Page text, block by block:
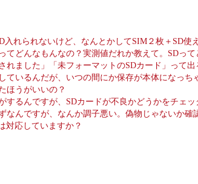
入れられないけど、なんとかしてSIM２枚＋SD使
てどんなもんなの？実測値だれか教えて。SDっ
れました」「未フォーマットのSDカード」って出
ているんだが、いつの間にか保存が本体になっ
ほうがいいの？
するんですが、SDカードが不良かどうかをチェ
なんですが、なんか調子悪い。偽物じゃないか確
対応していますか？